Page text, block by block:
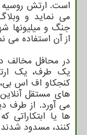
است. ارتش روسیه
می نماید و
جنگ و میلیونها
از آن استفاده می
در محافل مخالف
یک طرف، یک
کنجکاو اف اس
های مستقل
می آورد. از طرف
ها یا
کنند، مسدود